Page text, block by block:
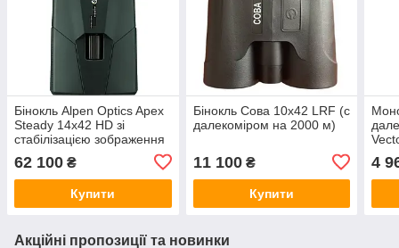
Бінокль Alpen Optics Apex
Steady 14x42 HD зі
стабілізацією зображення
62 100 ₴
Купити
Бінокль Coва 10x42 LRF (с
далекоміром на 2000 м)
11 100₴
Купити
4
Акційні пропозиції та новинки